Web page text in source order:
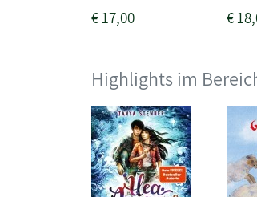
€17,00 €
Highlights im